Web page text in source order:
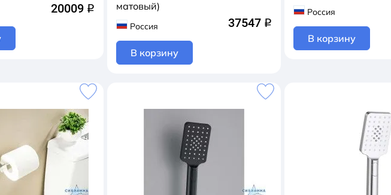
20009 q
матовый)
Россия 37547 q
В корзину
Россия
В корзину